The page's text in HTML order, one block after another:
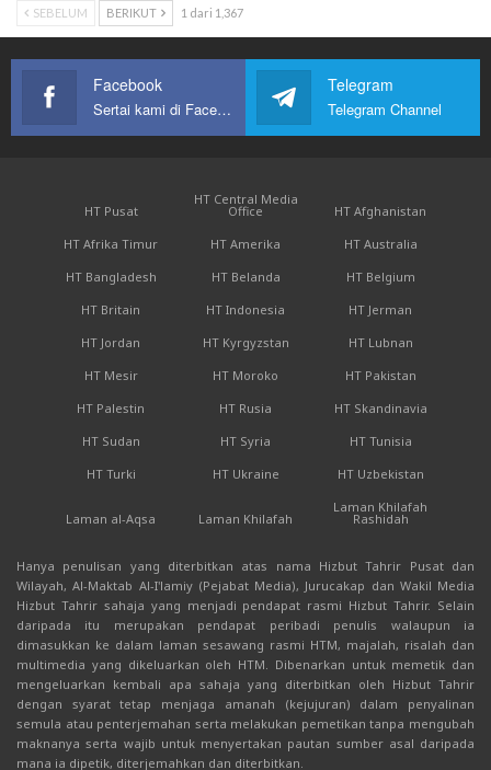
SEBELUM BERIKUT 1 dari 1,367
Facebook
Sertai kami di Facebook
Telegram
Telegram Channel
HT Pusat
HT Central Media
Office
HT Afghanistan
HT Afrika Timur
HT Amerika
HT Australia
HT Bangladesh
HT Belanda
HT Belgium
HT Britain
HT Indonesia
HT Jerman
HT Jordan
HT Kyrgyzstan
HT Lubnan
HT Mesir
HT Moroko
HT Pakistan
HT Palestin
HT Rusia
HT Skandinavia
HT Sudan
HT Syria
HT Tunisia
HT Turki
HT Ukraine HT Uzbekistan
Laman al-Aqsa Laman Khilafah
Laman Khilafah
Rashidah
Hanya penulisan yang diterbitkan atas nama Hizbut Tahrir Pusat dan
Wilayah, Al-Maktab Al-I'lamiy (Pejabat Media), Jurucakap dan Wakil Media
Hizbut Tahrir sahaja yang menjadi pendapat rasmi Hizbut Tahrir. Selain
daripada itu merupakan pendapat peribadi penulis walaupun ia
dimasukkan ke dalam laman sesawang rasmi HTM, majalah, risalah dan
multimedia yang dikeluarkan oleh HTM. Dibenarkan untuk memetik dan
mengeluarkan kembali apa sahaja yang diterbitkan oleh Hizbut Tahrir
dengan syarat tetap menjaga amanah (kejujuran) dalam penyalinan
semula atau penterjemahan serta melakukan pemetikan tanpa mengubah
maknanya serta wajib untuk menyertakan pautan sumber asal daripada
mana ia dipetik, diterjemahkan dan diterbitkan.